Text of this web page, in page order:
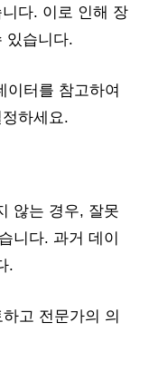
다. 이로 인해 장
있습니다.
이터를 참고하여
하세요.
않는 경우, 잘못
니다. 과거 데이
.
고 전문가의 의